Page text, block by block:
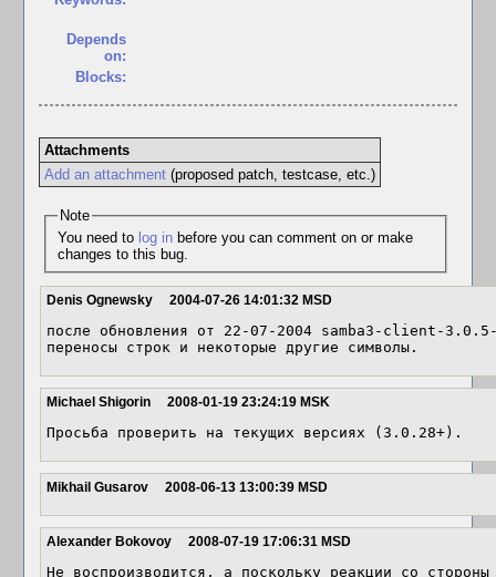
Depends
on:
Blocks:
Attachments
Add an attachment(proposed patch, testcase, etc.)
Note
You need to log inbefore you can comment on or make
changes to this bug.
Denis Ognewsky 2004-07-26 14:01:32 MSD
после обновления от 22-07-2004 samba3-client-
переносы строк и некоторые другие символы.
Michael Shigorin 2008-01-19 23:24:19 MSK
Просьба проверить на текущих версиях (3.0.28+).
Mikhail Gusarov 2008-06-13 13:00:39 MSD
Alexander Bokovoy 2008-07-19 17:06:31 MSD
Не воспроизводится, а поскольку реакции со стороны